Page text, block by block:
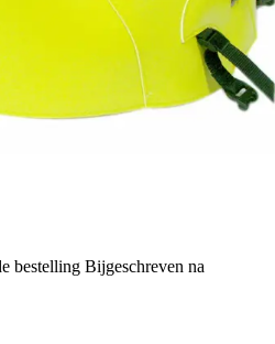
bestelling Bijgeschreven na